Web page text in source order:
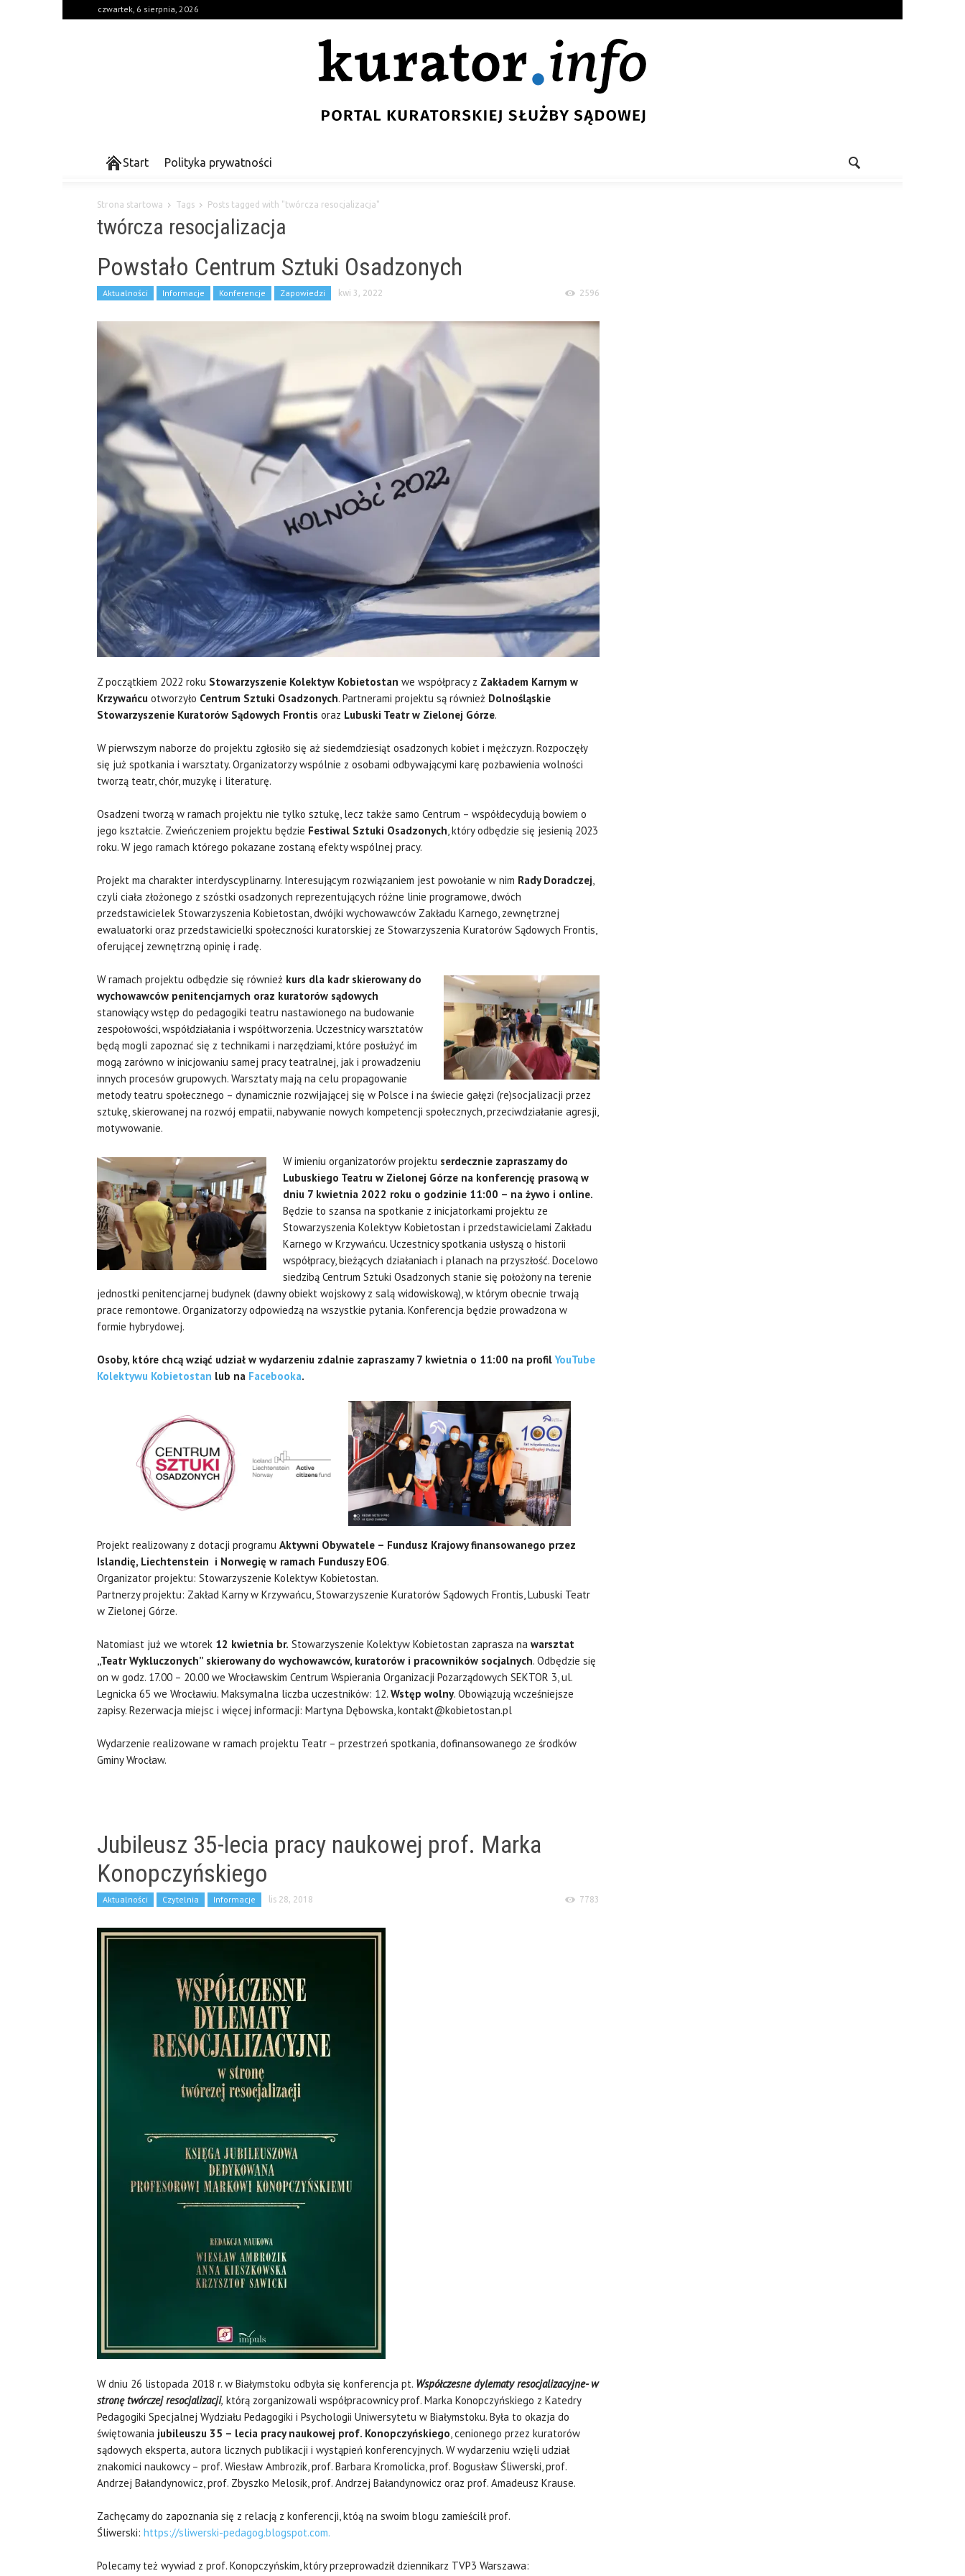
czwartek, 6 sierpnia, 2026
Start Polityka prywatności
Strona startowa Tags Posts tagged with "twórcza resocjalizacja"
twórcza resocjalizacja
Powstało Centrum Sztuki Osadzonych
Aktualności Informacje Konferencje Zapowiedzi kwi 3, 2022 2596
Z początkiem 2022 roku Stowarzyszenie Kolektyw Kobietostan we współpracy z Zakładem Karnym w
Krzywańcu otworzyło Centrum Sztuki Osadzonych. Partnerami projektu są również Dolnośląskie
Stowarzyszenie Kuratorów Sądowych Frontis oraz Lubuski Teatr w Zielonej Górze.
W pierwszym naborze do projektu zgłosiło się aż siedemdziesiąt osadzonych kobiet i mężczyzn. Rozpoczęły
się już spotkania i warsztaty. Organizatorzy wspólnie z osobami odbywającymi karę pozbawienia wolności
tworzą teatr, chór, muzykę i literaturę.
Osadzeni tworzą w ramach projektu nie tylko sztukę, lecz także samo Centrum – współdecydują bowiem o
jego kształcie. Zwieńczeniem projektu będzie Festiwal Sztuki Osadzonych, który odbędzie się jesienią 2023
roku. W jego ramach którego pokazane zostaną efekty wspólnej pracy.
Projekt ma charakter interdyscyplinarny. Interesującym rozwiązaniem jest powołanie w nim Rady Doradczej,
czyli ciała złożonego z szóstki osadzonych reprezentujących różne linie programowe, dwóch
przedstawicielek Stowarzyszenia Kobietostan, dwójki wychowawców Zakładu Karnego, zewnętrznej
ewaluatorki oraz przedstawicielki społeczności kuratorskiej ze Stowarzyszenia Kuratorów Sądowych Frontis,
oferującej zewnętrzną opinię i radę.
W ramach projektu odbędzie się również kurs dla kadr skierowany do
wychowawców penitencjarnych oraz kuratorów sądowych
stanowiący wstęp do pedagogiki teatru nastawionego na budowanie
zespołowości, współdziałania i współtworzenia. Uczestnicy warsztatów
będą mogli zapoznać się z technikami i narzędziami, które posłużyć im
mogą zarówno w inicjowaniu samej pracy teatralnej, jak i prowadzeniu
innych procesów grupowych. Warsztaty mają na celu propagowanie
metody teatru społecznego – dynamicznie rozwijającej się w Polsce i na świecie gałęzi (re)socjalizacji przez
sztukę, skierowanej na rozwój empatii, nabywanie nowych kompetencji społecznych, przeciwdziałanie agresji,
motywowanie.
W imieniu organizatorów projektu serdecznie zapraszamy do
Lubuskiego Teatru w Zielonej Górze na konferencję prasową w
dniu 7 kwietnia 2022 roku o godzinie 11:00 – na żywo i online.
Będzie to szansa na spotkanie z inicjatorkami projektu ze
Stowarzyszenia Kolektyw Kobietostan i przedstawicielami Zakładu
Karnego w Krzywańcu. Uczestnicy spotkania usłyszą o historii
współpracy, bieżących działaniach i planach na przyszłość. Docelowo
siedzibą Centrum Sztuki Osadzonych stanie się położony na terenie
jednostki penitencjarnej budynek (dawny obiekt wojskowy z salą widowiskową), w którym obecnie trwają
prace remontowe. Organizatorzy odpowiedzą na wszystkie pytania. Konferencja będzie prowadzona w
formie hybrydowej.
Osoby, które chcą wziąć udział w wydarzeniu zdalnie zapraszamy 7 kwietnia o 11:00 na profilYouTube
Kolektywu Kobietostan lub na Facebooka.
Projekt realizowany z dotacji programu Aktywni Obywatele – Fundusz Krajowy finansowanego przez
Islandię, Liechtenstein i Norwegię w ramach Funduszy EOG.
Organizator projektu: Stowarzyszenie Kolektyw Kobietostan.
Partnerzy projektu: Zakład Karny w Krzywańcu, Stowarzyszenie Kuratorów Sądowych Frontis, Lubuski Teatr
w Zielonej Górze.
Natomiast już we wtorek 12 kwietnia br. Stowarzyszenie Kolektyw Kobietostan zaprasza na warsztat
„Teatr Wykluczonych” skierowany do wychowawców, kuratorów i pracowników socjalnych. Odbędzie się
on w godz. 17.00 – 20.00 we Wrocławskim Centrum Wspierania Organizacji Pozarządowych SEKTOR 3, ul.
Legnicka 65 we Wrocławiu. Maksymalna liczba uczestników: 12. Wstęp wolny. Obowiązują wcześniejsze
zapisy. Rezerwacja miejsc i więcej informacji: Martyna Dębowska, kontakt@kobietostan.pl
Wydarzenie realizowane w ramach projektu Teatr – przestrzeń spotkania, dofinansowanego ze środków
Gminy Wrocław.
Jubileusz 35-lecia pracy naukowej prof. Marka
Konopczyńskiego
Aktualności Czytelnia Informacje lis 28, 2018 7783
W dniu 26 listopada 2018 r. w Białymstoku odbyła się konferencja pt. Współczesne dylematy resocjalizacyjne- w
stronę twórczej resocjalizacji, którą zorganizowali współpracownicy prof. Marka Konopczyńskiego z Katedry
Pedagogiki Specjalnej Wydziału Pedagogiki i Psychologii Uniwersytetu w Białymstoku. Była to okazja do
świętowania jubileuszu 35 – lecia pracy naukowej prof. Konopczyńskiego, cenionego przez kuratorów
sądowych eksperta, autora licznych publikacji i wystąpień konferencyjnych. W wydarzeniu wzięli udział
znakomici naukowcy – prof. Wiesław Ambrozik, prof. Barbara Kromolicka, prof. Bogusław Śliwerski, prof.
Andrzej Bałandynowicz, prof. Zbyszko Melosik, prof. Andrzej Bałandynowicz oraz prof. Amadeusz Krause.
Zachęcamy do zapoznania się z relacją z konferencji, któą na swoim blogu zamieścilł prof.
Śliwerski: https://sliwerski-pedagog.blogspot.com.
Polecamy też wywiad z prof. Konopczyńskim, który przeprowadził dziennikarz TVP3 Warszawa: